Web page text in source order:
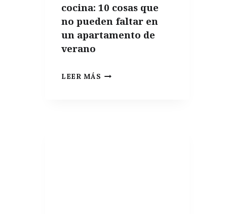
cocina: 10 cosas que
no pueden faltar en
un apartamento de
verano
LEER MÁS INDISPENSABLES